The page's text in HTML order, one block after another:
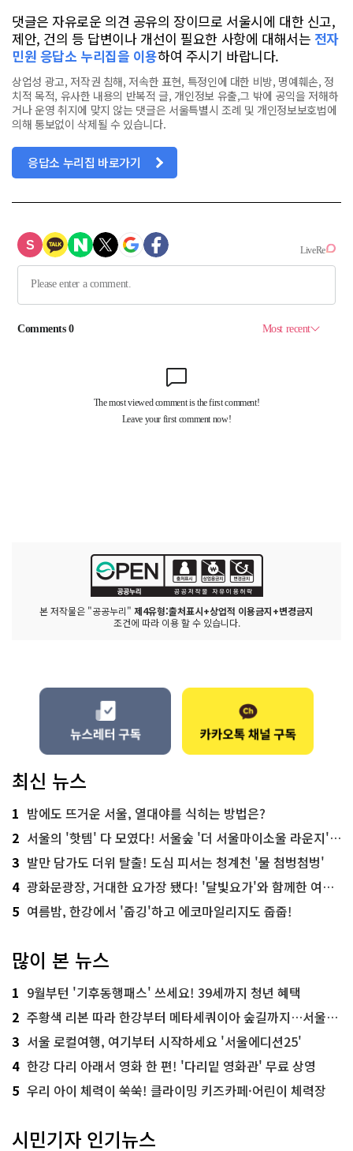
댓글은 자유로운 의견 공유의 장이므로 서울시에 대한 신고,
제안, 건의 등 답변이나 개선이 필요한 사항에 대해서는 전자
민원 응답소 누리집을 이용하여 주시기 바랍니다.
상업성 광고, 저작권 침해, 저속한 표현, 특정인에 대한 비방, 명예훼손, 정
치적 목적, 유사한 내용의 반복적 글, 개인정보 유출,그 밖에 공익을 저해하
거나 운영 취지에 맞지 않는 댓글은 서울특별시 조례 및 개인정보보호법에
의해 통보없이 삭제될 수 있습니다.
응답소 누리집 바로가기
본 저작물은 "공공누리" 제4유형:출처표시+상업적 이용금지+변경금지
조건에 따라 이용 할 수 있습니다.
최신 뉴스
1 밤에도 뜨거운 서울, 열대야를 식히는 방법은?
2 서울의 '핫템' 다 모였다! 서울숲 '더 서울마이소울 라운지' 오픈
3 발만 담가도 더위 탈출! 도심 피서는 청계천 '물 첨벙첨벙'
4 광화문광장, 거대한 요가장 됐다! '달빛요가'와 함께한 여름밤 힐링
5 여름밤, 한강에서 '줍깅'하고 에코마일리지도 줍줍!
많이 본 뉴스
1 9월부턴 '기후동행패스' 쓰세요! 39세까지 청년 혜택
2 주황색 리본 따라 한강부터 메타세쿼이아 숲길까지…서울둘레길 15코스
3 서울 로컬여행, 여기부터 시작하세요 '서울에디션25'
4 한강 다리 아래서 영화 한 편! '다리밑 영화관' 무료 상영
5 우리 아이 체력이 쑥쑥! 클라이밍 키즈카페·어린이 체력장
시민기자 인기뉴스